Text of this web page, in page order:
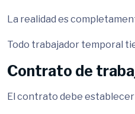
La realidad es
Todo trabajador temporal
Contrato de
El contrato debe